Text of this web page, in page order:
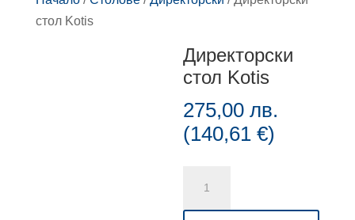
стол Kotis
Директорски
стол Kotis
275,00лв.
(140,61€)